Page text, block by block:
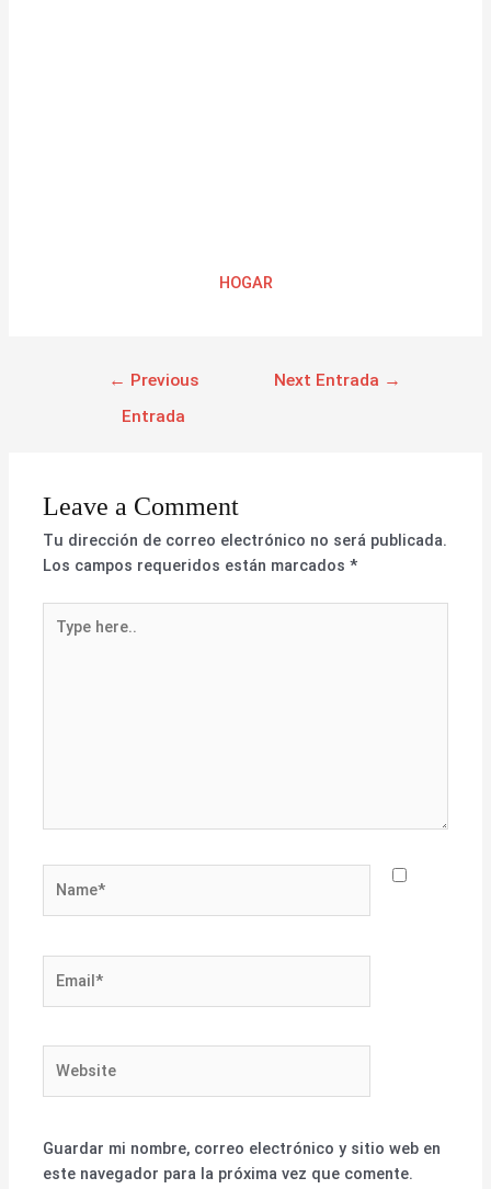
HOGAR
← Previous
Entrada
Next Entrada →
Leave a Comment
Tu dirección de correo electrónico no será publicada.
Los campos requeridos están marcados*
here..
Guardar mi nombre, correo electrónico y sitio web en
este navegador para la próxima vez que comente.